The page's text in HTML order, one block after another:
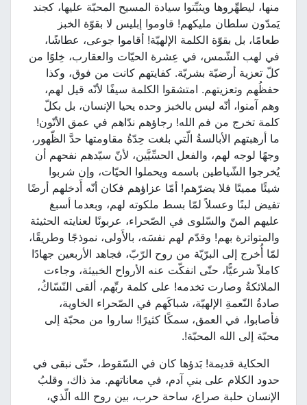
منها، ليطهِّروها ويثبِّتوا سيادة المسيح المحبّة عليها، كجند
يَمدّون سلطان مليكهم! قاوموا إبليس لا بقوّة الخبز
طعامًا، بل بقوّة الكلمة الإلهيّة! أقاموا جوعى، عطاشًا،
في لهب الشّمس، في عِشرة الحيّات والعقارب، خِلوًا من
كلّ تعزية أرضيّة بشريّة. كفايتهم كانت من فوق، وكذا
حفظُهم وتعزيتهم. امتشقوا الكلمة سيفًا لأنّه قيل لهم،
وهم آمنوا، أنّه ليس بالخبز وحده يحيا الإنسان، بل بكلّ
كلمة تخرج من فم الله! رجاؤهم ندّاهم في عمق الأتّون!
ما أرهبتهم الأبالسةُ الّتي بلغت حِدّةُ مقاومتها حدَّ الظّهور،
وجهًا لوجه لهم، والفعل الحسِّيَّين، لأنّ سيّدهم نفحهم أن
يُخرجوا الشّياطين باسمه ويحملوا الحيّات، وإن شربوا
شيئًا مميتًا فلا يضرّهم! أمّا عزاؤهم فكان أنّه أَدخلهم أرضًا
تفيض لبنًا وعسلاً لمّا بسط ملكوته لهم، وبعدما أسبغ
عليهم المنّ والسّلوى في الصّحراء، عربونًا لعنايته الحثيثة
والمتواترة بهم! وقدّم لهم نفسَه، بالأَولى، نموذجًا وطريقًا،
لمّا أُخرج إلى البرّيّة من روح الرّبّ، فجاهد الأربعين جهادًا
كاملاً شرعيًّا، حتّى انفكّت عنه الأرواح الخبيثة، وجاءت
الملائكةُ وصارت تخدمه! على كلمة ربِّهم، ألقى النّسّاكُ،
صادةُ النّعمةِ الإلهيّة، شباكَهم في الصّحراء الخاوية،
فأصابوا، في العمق، سمكًا كثيرًا! ساروا من محبّة إلى
محبّة إلى الله المحبّة!.
الحكاية قديمة! بَدؤها كان في السّقوط، حتّى نبقى في
حدود الكلام على بني آدم، في معاناتهم. مذ ذاك، وقلبُ
الإنسان حلبة صراع، ساحة حرب، بين روح الله الّذي،